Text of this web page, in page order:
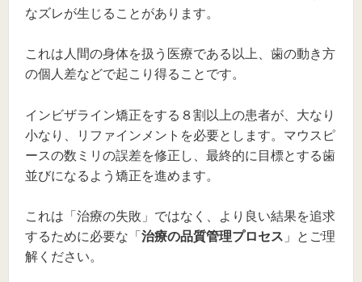
なズレが生じることがあります。
これは人間の身体を扱う医療である以上、歯の動き方
の個人差などで起こり得ることです。
インビザライン矯正をする８割以上の患者が、大なり
小なり、リファインメントを必要とします。マウスピ
ースの数ミリの誤差を修正し、最終的に目標とする歯
並びになるよう矯正を進めます。
これは「治療の失敗」ではなく、より良い結果を追求
するために必要な「 治療の品質管理プロセス 」とご理
解ください。